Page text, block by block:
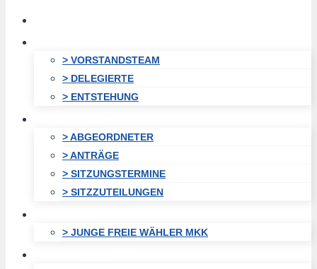
> VORSTANDSTEAM
> DELEGIERTE
> ENTSTEHUNG
> ABGEORDNETER
> ANTRÄGE
> SITZUNGSTERMINE
> SITZZUTEILUNGEN
> JUNGE FREIE WÄHLER MKK